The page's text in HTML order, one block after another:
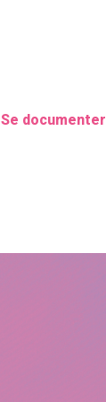
Se documenter